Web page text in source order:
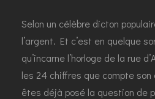
Selon un célèbre dicton
l’argent. Et c’est en quelque
qu’incarne l’horloge de la rue
les 24 chiffres que compte son
êtes déjà posé la question de